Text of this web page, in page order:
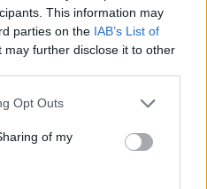
This information may
parties on the IAB’s List of
may further disclose it to other
Opt Outs
of my